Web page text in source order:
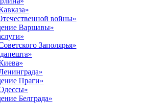
войны»
Варшавы»
Заполярья»
Праги»
Белграда»